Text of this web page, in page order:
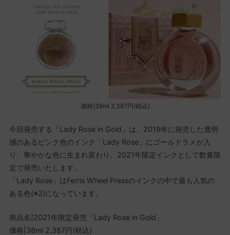
価格|38ml 2,387円(税込)
今回発売する「Lady Rose in Gold」は、2019年に発売した透明
感のあるピンク色のインク「Lady Rose」にゴールドラメが入
り、華やかな色に生まれ変わり、2021年限定インクとして数量限
定で発売いたします。
「Lady Rose」はFerris Wheel Pressのインクの中で最も人気の
ある色(※2)になっています。
商品名|2021年限定発売「Lady Rose in Gold」
価格|38ml 2,387円(税込)